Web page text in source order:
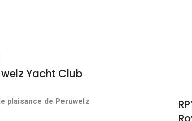
Yacht Club
plaisance de Peruwelz